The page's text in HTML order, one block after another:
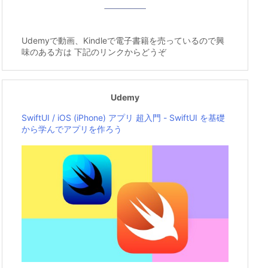
Udemyで動画、Kindleで電子書籍を売っているので興
味のある方は 下記のリンクからどうぞ
Udemy
SwiftUI / iOS (iPhone) アプリ 超入門 - SwiftUI を基礎
から学んでアプリを作ろう